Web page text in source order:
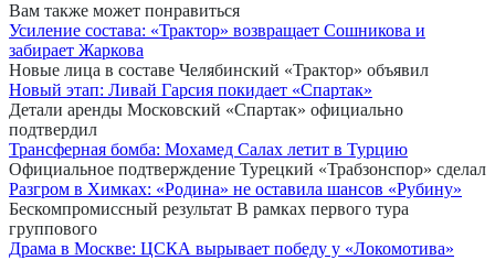
Вам также может понравиться
Усиление состава: «Трактор» возвращает Сошникова и
забирает Жаркова
Новые лица в составе Челябинский «Трактор» объявил
Новый этап: Ливай Гарсия покидает «Спартак»
Детали аренды Московский «Спартак» официально
подтвердил
Трансферная бомба: Мохамед Салах летит в Турцию
Официальное подтверждение Турецкий «Трабзонспор» сделал
Разгром в Химках: «Родина» не оставила шансов «Рубину»
Бескомпромиссный результат В рамках первого тура
группового
Драма в Москве: ЦСКА вырывает победу у «Локомотива»